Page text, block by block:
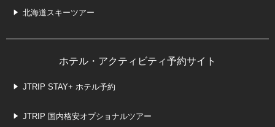
北海道スキーツアー
ホテル・アクティビティ予約サイト
JTRIP STAY+ ホテル予約
JTRIP 国内格安オプショナルツアー